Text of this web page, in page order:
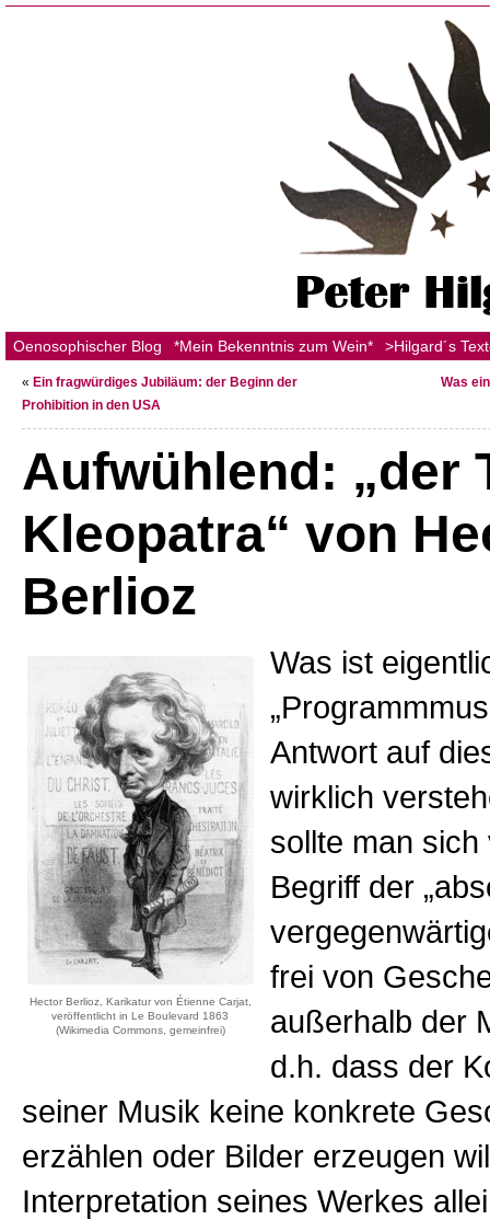
Oenosophischer Blog *Mein Bekenntnis zum Wein* >Hilgard´s
« Ein fragwürdiges Jubiläum: der Beginn der
Prohibition in den USA
Was
Aufwühlend: „der
Kleopatra“ von
Berlioz
Hector Berlioz, Karikatur von Étienne Carjat,
veröffentlicht in Le Boulevard 1863
(Wikimedia Commons, gemeinfrei)
Was ist
Antwort auf
wirklich
sollte man sich
Begriff der
frei von
außerhalb der
d.h. dass der
seiner Musik keine konkrete
erzählen oder Bilder erzeugen
Interpretation seines Werkes